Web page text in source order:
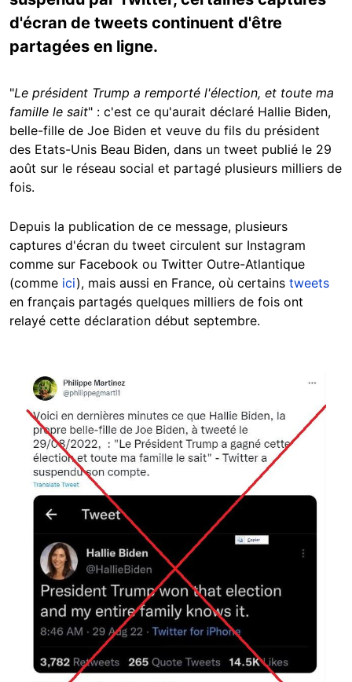
d'écran de tweets continuent d'être
partagées en ligne.
"Le président Trump a remporté l'élection, et toute ma
famille le sait" : c'est ce qu'aurait déclaré Hallie Biden,
belle-fille de Joe Biden et veuve du fils du président
des Etats-Unis Beau Biden, dans un tweet publié le 29
août sur le réseau social et partagé plusieurs milliers de
fois.
Depuis la publication de ce message, plusieurs
captures d'écran du tweet circulent sur Instagram
comme sur Facebook ou Twitter Outre-Atlantique
(comme ici), mais aussi en France, où certains tweets
en français partagés quelques milliers de fois ont
relayé cette déclaration début septembre.
Image